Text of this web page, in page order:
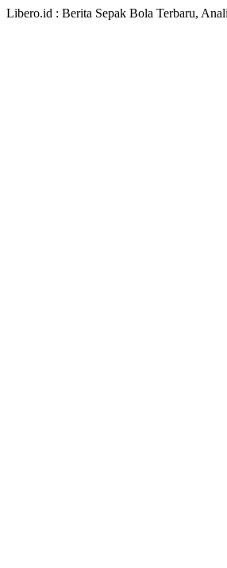
Libero.id : Berita Sepak Bola Terbaru,